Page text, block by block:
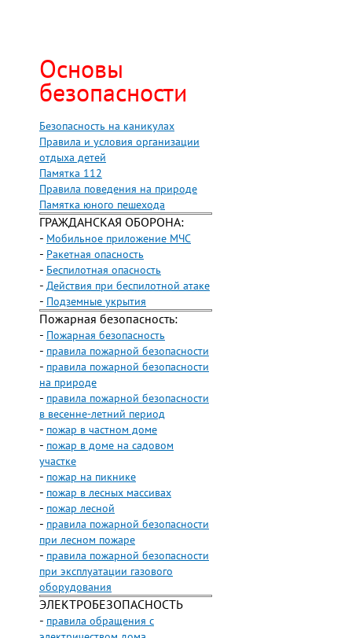
Основы
безопасности
Безопасность на каникулах
Правила и условия организации
отдыха детей
Памятка 112
Правила поведения на природе
Памятка юного пешехода
ГРАЖДАНСКАЯ ОБОРОНА:
- Мобильное приложение МЧС
- Ракетная опасность
- Беспилотная опасность
- Действия при беспилотной атаке
- Подземные укрытия
Пожарная безопасность:
- Пожарная безопасность
- правила пожарной безопасности
- правила пожарной безопасности
на природе
- правила пожарной безопасности
в весенне-летний период
- пожар в частном доме
- пожар в доме на садовом
участке
- пожар на пикнике
- пожар в лесных массивах
- пожар лесной
- правила пожарной безопасности
при лесном пожаре
- правила пожарной безопасности
при эксплуатации газового
оборудования
ЭЛЕКТРОБЕЗОПАСНОСТЬ
- правила обращения с